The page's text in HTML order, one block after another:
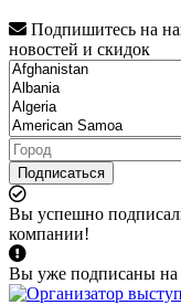
Подпишитесь на
новостей и скидок
Подписаться
Вы успешно
компании!
Вы уже подписаны на